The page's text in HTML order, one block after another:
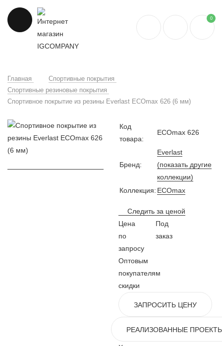
0
Главная
Спортивные покрытия
Спортивные резиновые покрытия
Спортивное покрытие из резины Everlast ECOmax 626 (6 мм)
Код
товара:
ECOmax 626
Бренд:
Everlast
(показать другие
коллекции)
Коллекция: ECOmax
Следить за ценой
Цена
по
запросу
Оптовым
покупателям
скидки
Под
заказ
ЗАПРОСИТЬ ЦЕНУ
РЕАЛИЗОВАННЫЕ